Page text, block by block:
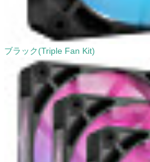
ブラック(Triple Fan Kit)